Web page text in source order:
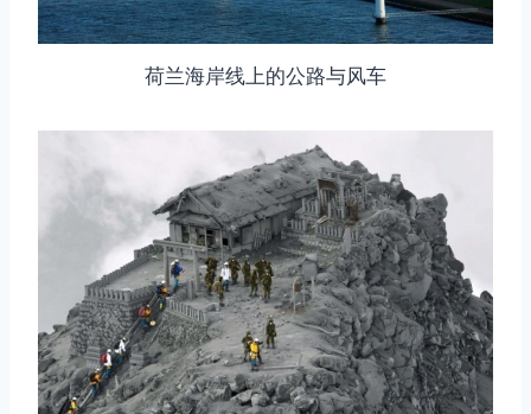
荷兰海岸线上的公路与风车